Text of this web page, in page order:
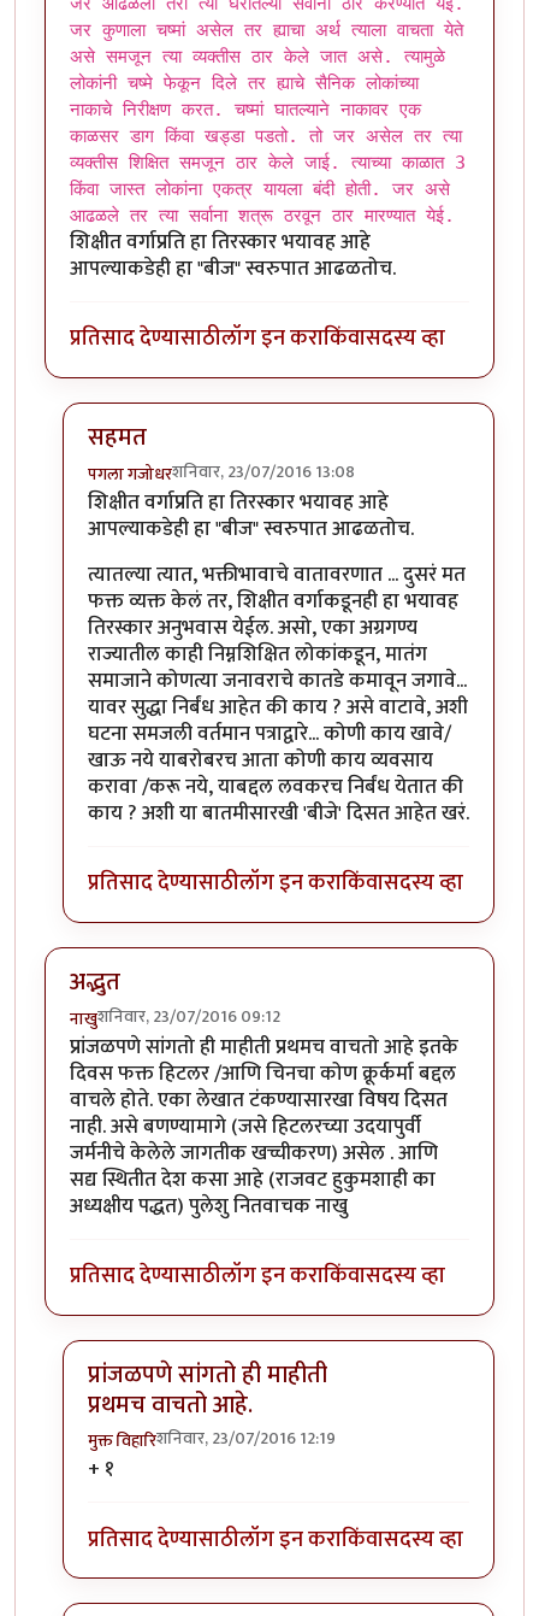
जर कुणाला चष्मां असेल तर ह्याचा अर्थ त्याला वाचता येते
असे समजून त्या व्यक्तीस ठार केले जात असे. त्यामुळे
लोकांनी चष्मे फेकून दिले तर ह्याचे सैनिक लोकांच्या
नाकाचे निरीक्षण करत. चष्मां घातल्याने नाकावर एक
काळसर डाग किंवा खड्डा पडतो. तो जर असेल तर त्या
व्यक्तीस शिक्षित समजून ठार केले जाई. त्याच्या काळात 3
किंवा जास्त लोकांना एकत्र यायला बंदी होती. जर असे
आढळले तर त्या सर्वाना शत्रू ठरवून ठार मारण्यात येई.
शिक्षीत वर्गाप्रति हा तिरस्कार भयावह आहे
आपल्याकडेही हा "बीज" स्वरुपात आढळतोच.
प्रतिसाद देण्यासाठीलॉग इन कराकिंवासदस्य व्हा
सहमत
पगला गजोधरशनिवार, 23/07/2016 13:08
In reply toशिक्षित लोक म्हणजे देशालाby
शिक्षीत वर्गाप्रति हा तिरस्कार भयावह आहे
आपल्याकडेही हा "बीज" स्वरुपात आढळतोच.
त्यातल्या त्यात, भक्तीभावाचे वातावरणात ... दुसरं मत
फक्त व्यक्त केलं तर, शिक्षीत वर्गाकडूनही हा भयावह
तिरस्कार अनुभवास येईल. असो, एका अग्रगण्य
राज्यातील काही निम्नशिक्षित लोकांकडून, मातंग
समाजाने कोणत्या जनावराचे कातडे कमावून जगावे...
यावर सुद्धा निर्बंध आहेत की काय ? असे वाटावे, अशी
घटना समजली वर्तमान पत्राद्वारे... कोणी काय खावे/
खाऊ नये याबरोबरच आता कोणी काय व्यवसाय
करावा /करू नये, याबद्दल लवकरच निर्बंध येतात की
काय ? अशी या बातमीसारखी 'बीजे' दिसत आहेत खरं.
प्रतिसाद देण्यासाठीलॉग इन कराकिंवासदस्य व्हा
अद्भुत
नाखुशनिवार, 23/07/2016 09:12
प्रांजळपणे सांगतो ही माहीती प्रथमच वाचतो आहे इतके
दिवस फक्त हिटलर /आणि चिनचा कोण क्रूर्कर्मा बद्दल
वाचले होते. एका लेखात टंकण्यासारखा विषय दिसत
नाही. असे बणण्यामागे (जसे हिटलरच्या उदयापुर्वी
जर्मनीचे केलेले जागतीक खच्चीकरण) असेल . आणि
सद्य स्थितीत देश कसा आहे (राजवट हुकुमशाही का
अध्यक्षीय पद्धत) पुलेशु नितवाचक नाखु
प्रतिसाद देण्यासाठीलॉग इन कराकिंवासदस्य व्हा
प्रांजळपणे सांगतो ही माहीती
प्रथमच वाचतो आहे.
मुक्त विहारिशनिवार, 23/07/2016 12:19
In reply to
+ १
प्रतिसाद देण्यासाठीलॉग इन कराकिंवासदस्य व्हा